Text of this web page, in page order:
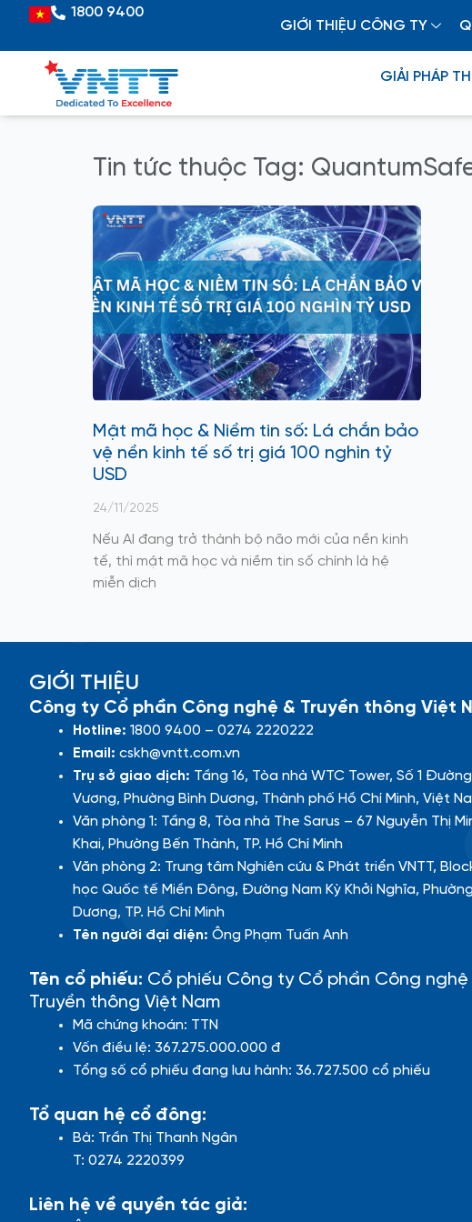
content
Vietnamese
1800 9400
GIỚI THIỆU CÔNG TY
GIẢI PHÁP
Tin tức thuộc Tag:
Mật mã học & Niềm tin số: Lá chắn bảo
vệ nền kinh tế số trị giá 100 nghìn tỷ
USD
24/11/2025
Nếu AI đang trở thành bộ não mới của nền kinh
tế, thì mật mã học và niềm tin số chính là hệ
miễn dịch
GIỚI THIỆU
Công ty Cổ phần Công nghệ & Truyền thông Việt
Hotline: 1800 9400 – 0274 2220222
Email: cskh@vntt.com.vn
Trụ sở giao dịch: Tầng 16, Tòa nhà WTC Tower, Số 1
Vương, Phường Bình Dương, Thành phố Hồ Chí Minh, Việt
Văn phòng 1: Tầng 8, Tòa nhà The Sarus – 67 Nguyễn Thị
Khai, Phường Bến Thành, TP. Hồ Chí Minh
Văn phòng 2: Trung tâm Nghiên cứu & Phát triển VNTT,
học Quốc tế Miền Đông, Đường Nam Kỳ Khởi Nghĩa,
Dương, TP. Hồ Chí Minh
Tên người đại diện: Ông Phạm Tuấn Anh
Tên cổ phiếu: Cổ phiếu Công ty Cổ phần Công nghệ
Truyền thông Việt Nam
Mã chứng khoán: TTN
Vốn điều lệ: 367.275.000.000 đ
Tổng số cổ phiếu đang lưu hành: 36.727.500 cổ phiếu
Tổ quan hệ cổ đông:
Bà: Trần Thị Thanh Ngân
T: 0274 2220399
Liên hệ về quyền tác giả: